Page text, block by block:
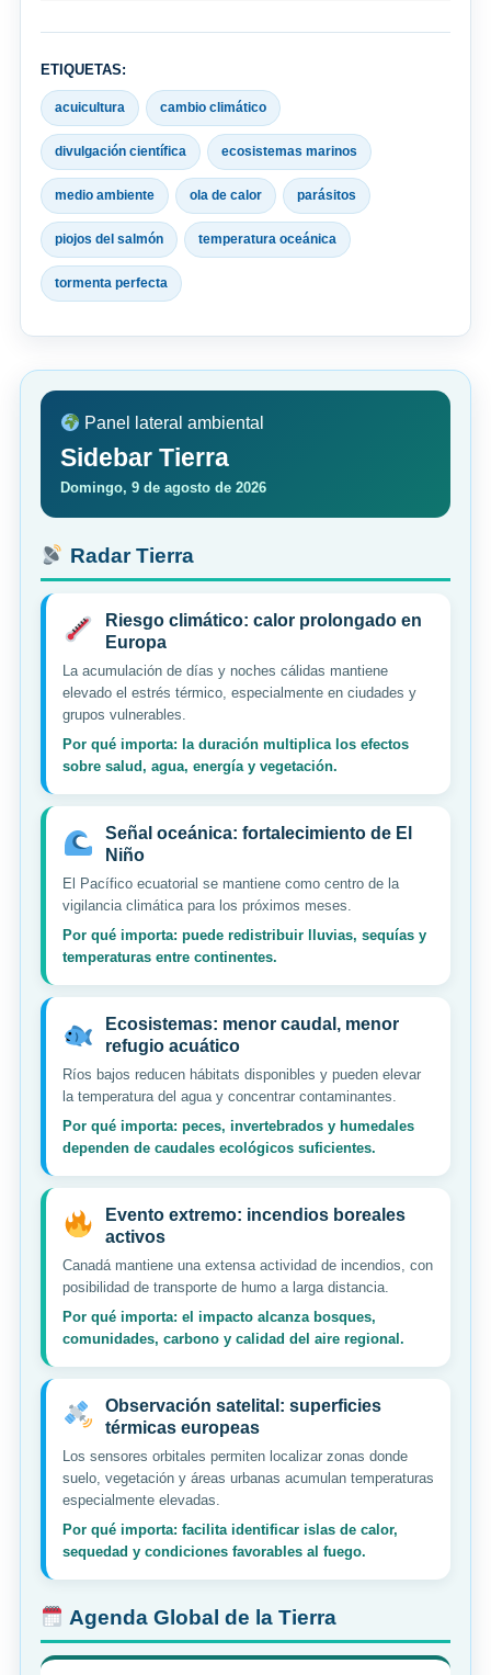
ETIQUETAS:
acuicultura cambio climático
divulgación científica ecosistemas marinos
medio ambiente ola de calor parásitos
piojos del salmón temperatura oceánica
tormenta perfecta
Panel lateral ambiental
Sidebar Tierra
Domingo, 9 de agosto de 2026
Radar Tierra
Riesgo climático: calor prolongado en
Europa
La acumulación de días y noches cálidas mantiene
elevado el estrés térmico, especialmente en ciudades y
grupos vulnerables.
Por qué importa: la duración multiplica los efectos
sobre salud, agua, energía y vegetación.
Señal oceánica: fortalecimiento de El
Niño
El Pacífico ecuatorial se mantiene como centro de la
vigilancia climática para los próximos meses.
Por qué importa: puede redistribuir lluvias, sequías y
temperaturas entre continentes.
Ecosistemas: menor caudal, menor
refugio acuático
Ríos bajos reducen hábitats disponibles y pueden elevar
la temperatura del agua y concentrar contaminantes.
Por qué importa: peces, invertebrados y humedales
dependen de caudales ecológicos suficientes.
Evento extremo: incendios boreales
activos
Canadá mantiene una extensa actividad de incendios, con
posibilidad de transporte de humo a larga distancia.
Por qué importa: el impacto alcanza bosques,
comunidades, carbono y calidad del aire regional.
Observación satelital: superficies
térmicas europeas
Los sensores orbitales permiten localizar zonas donde
suelo, vegetación y áreas urbanas acumulan temperaturas
especialmente elevadas.
Por qué importa: facilita identificar islas de calor,
sequedad y condiciones favorables al fuego.
Agenda Global de la Tierra